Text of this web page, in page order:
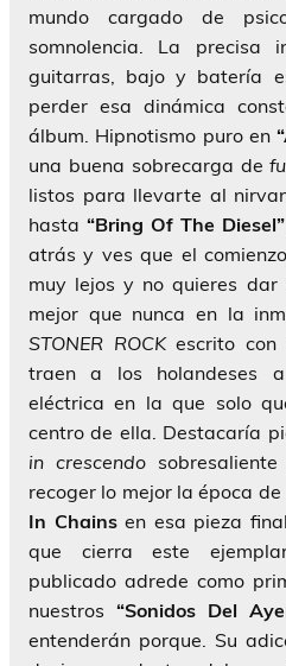
mundo cargado de
somnolencia. La precisa
guitarras, bajo y batería
perder esa dinámica
álbum. Hipnotismo puro en
una buena sobrecarga de
listos para llevarte al
hasta “Bring Of The Diesel”
atrás y ves que el
muy lejos y no quieres
mejor que nunca en la
STONER ROCKescrito con
traen a los holandeses
eléctrica en la que solo
centro de ella. Destacaría
in crescendo
recoger lo mejor la época de
In Chainsen esa pieza
que cierra este
publicado adrede como
nuestros “Sonidos Del
entenderán porque. Su